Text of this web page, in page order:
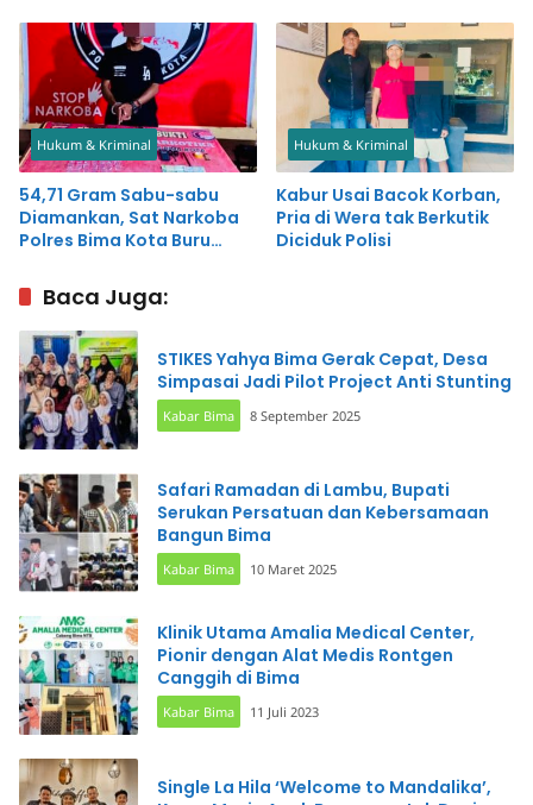
Hukum & Kriminal
54,71 Gram Sabu-sabu
Diamankan, Sat Narkoba
Polres Bima Kota Buru
Hukum & Kriminal
Kabur Usai Bacok Korban,
Pria di Wera tak Berkutik
Diciduk Polisi
Baca Juga:
STIKES Yahya Bima Gerak Cepat, Desa
Simpasai Jadi Pilot Project Anti Stunting
Kabar Bima 8 September 2025
Safari Ramadan di Lambu, Bupati
Serukan Persatuan dan Kebersamaan
Bangun Bima
Kabar Bima 10 Maret 2025
Klinik Utama Amalia Medical Center,
Pionir dengan Alat Medis Rontgen
Canggih di Bima
Kabar Bima 11 Juli 2023
Single La Hila ‘Welcome to Mandalika’,